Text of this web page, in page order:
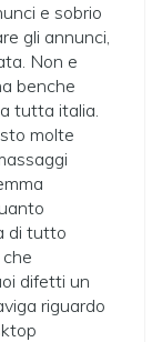
e sobrio
gli annunci,
Non e
benche
tutta italia.
molte
di tutto
difetti un
riguardo